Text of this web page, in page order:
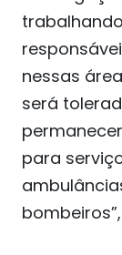
nessas
será
para